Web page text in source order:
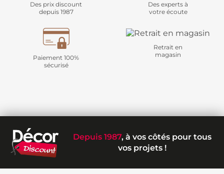
Des prix discount
depuis 1987
Des experts à
votre écoute
Paiement 100%
sécurisé
Retrait en
magasin
Depuis 1987, à vos côtés pour tous
vos projets !